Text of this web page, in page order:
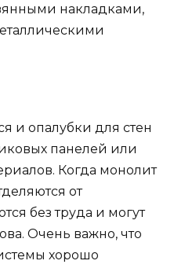
накладками,
и опалубки для стен
панелей или
Когда монолит
от
без труда и могут
Очень важно, что
хорошо